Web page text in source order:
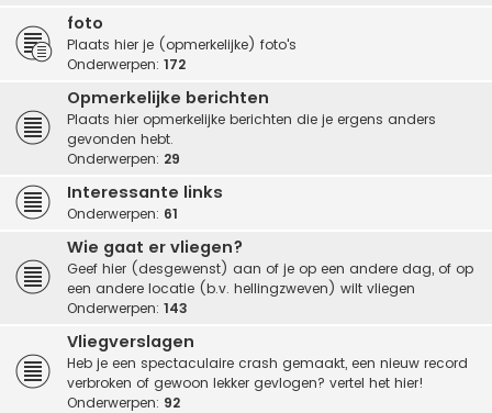
foto
Plaats hier je (opmerkelijke) foto's
Onderwerpen: 172
Opmerkelijke berichten
Plaats hier opmerkelijke berichten die je ergens anders
gevonden hebt.
Onderwerpen: 29
Interessante links
Onderwerpen: 61
Wie gaat er vliegen?
Geef hier (desgewenst) aan of je op een andere dag, of op
een andere locatie (b.v. hellingzweven) wilt vliegen
Onderwerpen: 143
Vliegverslagen
Heb je een spectaculaire crash gemaakt, een nieuw record
verbroken of gewoon lekker gevlogen? vertel het hier!
Onderwerpen: 92